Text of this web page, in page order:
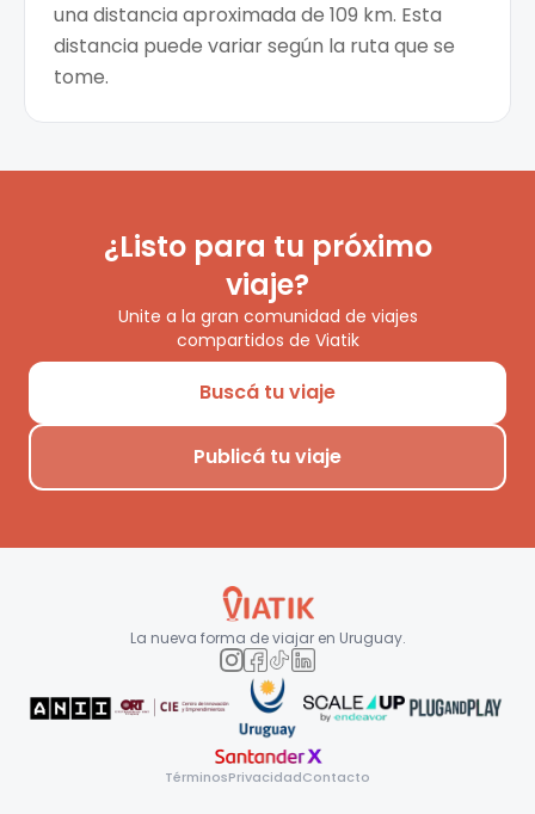
una distancia aproximada de 109 km. Esta
distancia puede variar según la ruta que se
tome.
¿Listo para tu próximo
viaje?
Unite a la gran comunidad de viajes
compartidos de Viatik
Buscá tu viaje
Publicá tu viaje
La nueva forma de viajar en Uruguay.
TérminosPrivacidadContacto